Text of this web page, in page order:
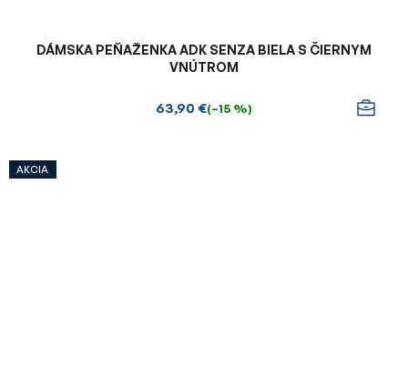
DÁMSKA PEŇAŽENKA ADK SENZA BIELA S ČIERNYM
VNÚTROM
63,90 €(–15 %)
AKCIA